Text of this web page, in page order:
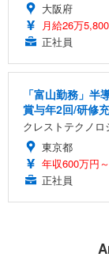
大阪府
月給26万
正社員
「富山勤務」
賞与年2回/研修
クレストテクノロ
東京都
年収600万円
正社員